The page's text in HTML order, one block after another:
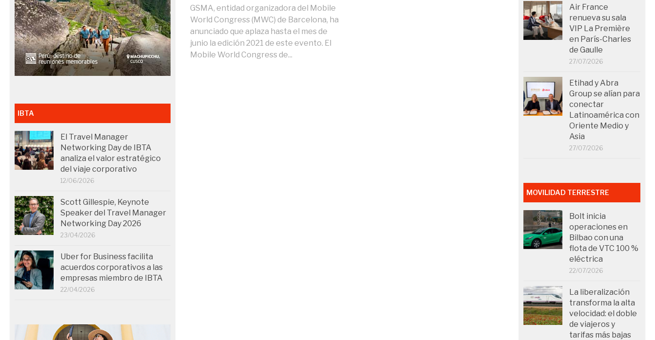
GSMA, entidad organizadora del Mobile
World Congress (MWC) de Barcelona, ha
anunciado que aplaza hasta el mes de
junio la edición 2021 de este evento. El
Mobile World Congress de...
IBTA
El Travel Manager
Networking Day de IBTA
analiza el valor estratégico
del viaje corporativo
12/06/2026
Scott Gillespie, Keynote
Speaker del Travel Manager
Networking Day 2026
23/04/2026
Uber for Business facilita
acuerdos corporativos a las
empresas miembro de IBTA
22/04/2026
Air France
renueva su sala
VIP La Première
en París-Charles
de Gaulle
27/07/2026
Etihad y Abra
Group se alían para
conectar
Latinoamérica con
Oriente Medio y
Asia
27/07/2026
MOVILIDAD TERRESTRE
Bolt inicia
operaciones en
Bilbao con una
flota de VTC 100 %
eléctrica
22/07/2026
La liberalización
transforma la alta
velocidad: el doble
de viajeros y
tarifas más bajas